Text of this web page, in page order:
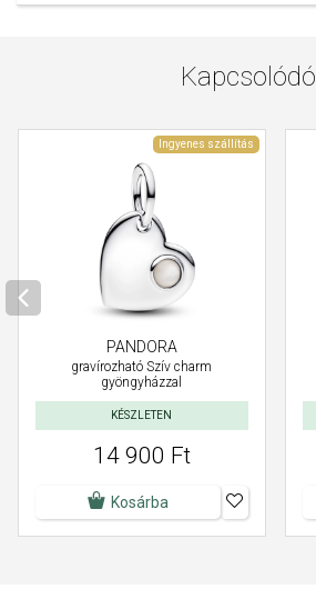
Kapcsolódó
Ingyenes szállítás
PANDORA
gravírozható Szív charm
gyöngyházzal
KÉSZLETEN
14 900 Ft
Kosárba